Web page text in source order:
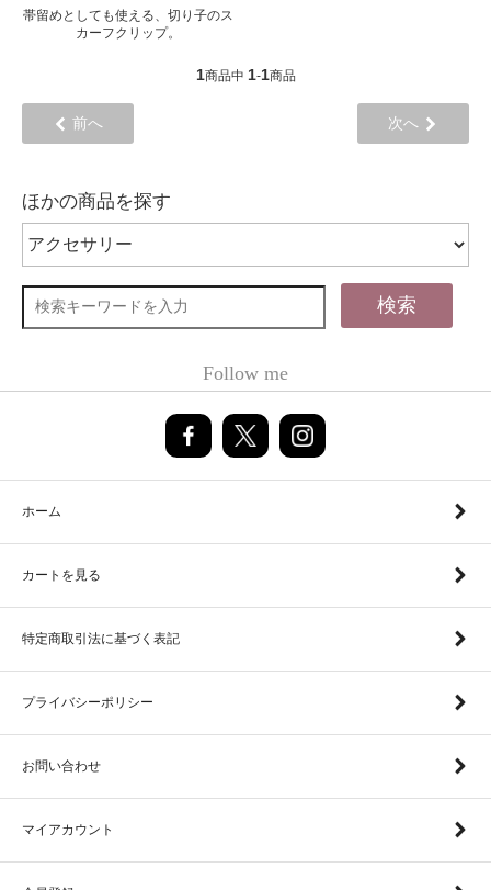
帯留めとしても使える、切り子のス
カーフクリップ。
1商品中 1-1商品
前へ 次へ
ほかの商品を探す
検索
Follow me
ホーム
カートを見る
特定商取引法に基づく表記
プライバシーポリシー
お問い合わせ
マイアカウント